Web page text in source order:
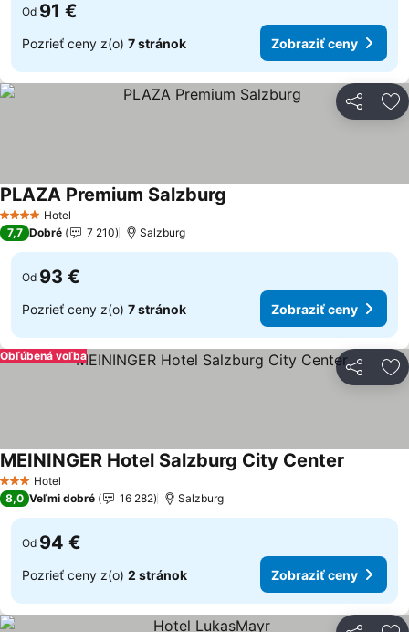
Od 91 €
Pozrieť ceny z(o) 7 stránok Zobraziť ceny
Zdieľať
4 Počet hviezdičiek
Hotel
PLAZA Premium Salzburg
7,7 Dobré 7 210 Salzburg
Od 93 €
Pozrieť ceny z(o) 7 stránok Zobraziť ceny
Zdieľať
Obľúbená voľba
3 Počet hviezdičiek
Hotel
MEININGER Hotel Salzburg City Center
8,0 Veľmi dobré 16 282 Salzburg
Od 94 €
Pozrieť ceny z(o) 2 stránok Zobraziť ceny